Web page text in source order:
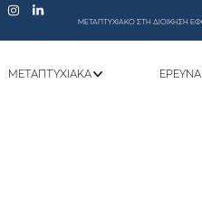
ΜΕΤΑΠΤΥΧΙΑΚΟ ΣΤΗ ΔΙΟΙΚΗΣΗ
ΜΕΤΑΠΤΥΧΙΑΚΆ ΕΡΕΥΝΑ